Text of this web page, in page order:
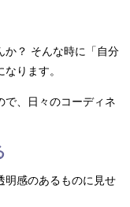
か？ そんな時に「自分
ります。
で、日々のコーディネ
明感のあるものに見せ